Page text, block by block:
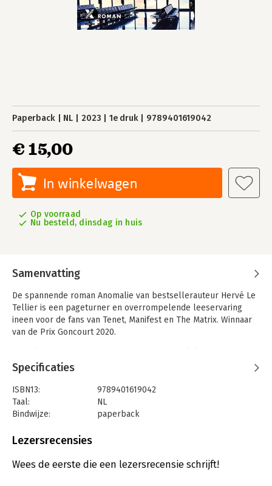
Paperback NL 2023 1e druk 9789401619042
€ 15,00
In winkelwagen
Op voorraad
Nu besteld, dinsdag in huis
Samenvatting
De spannende roman Anomalie van bestsellerauteur Hervé Le
Tellier is een pageturner en overrompelende leeservaring
ineen voor de fans van Tenet, Manifest en The Matrix. Winnaar
van de Prix Goncourt 2020.
monsterstorm terecht. Het landt uiteindelijk veilig op JFK, maar
de echte problemen beginnen pas 100 dagen later als precies
dezelfde vlucht, met dezelfde passagiers, nog eens aankomt in
New York…
Allesomvattend, wervelend, spannend en filosofisch: Anomalie
is een zeldzaam verhaal dat de lezer grijpt, niet meer loslaat
en nog heel lang laat nadenken over de werkelijkheid om zich
heen. Hervé Le Tellier schreef met Anomalie een intrigerend
spannende pageturner die nergens mee te vergelijken is, maar
Specificaties
ISBN13:
9789401619042
Taal:
NL
Bindwijze:
paperback
Druk:
Lezersrecensies
Wees de eerste die een lezersrecensie schrijft!